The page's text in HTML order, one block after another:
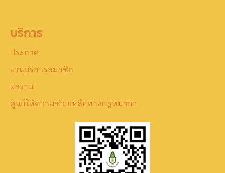
บริการ
ประกาศ
งานบริการสมาชิก
ผลงาน
ศูนย์ให้ความช่วยเหลือทางกฎหมายฯ